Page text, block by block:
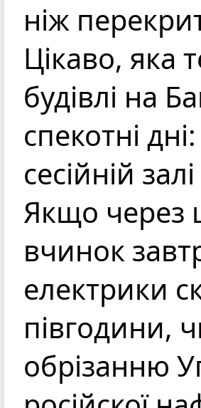
ніж
Цікаво, яка
будівлі на
спекотні
сесійній
Якщо через
вчинок
електрики
півгодини,
обрізанню